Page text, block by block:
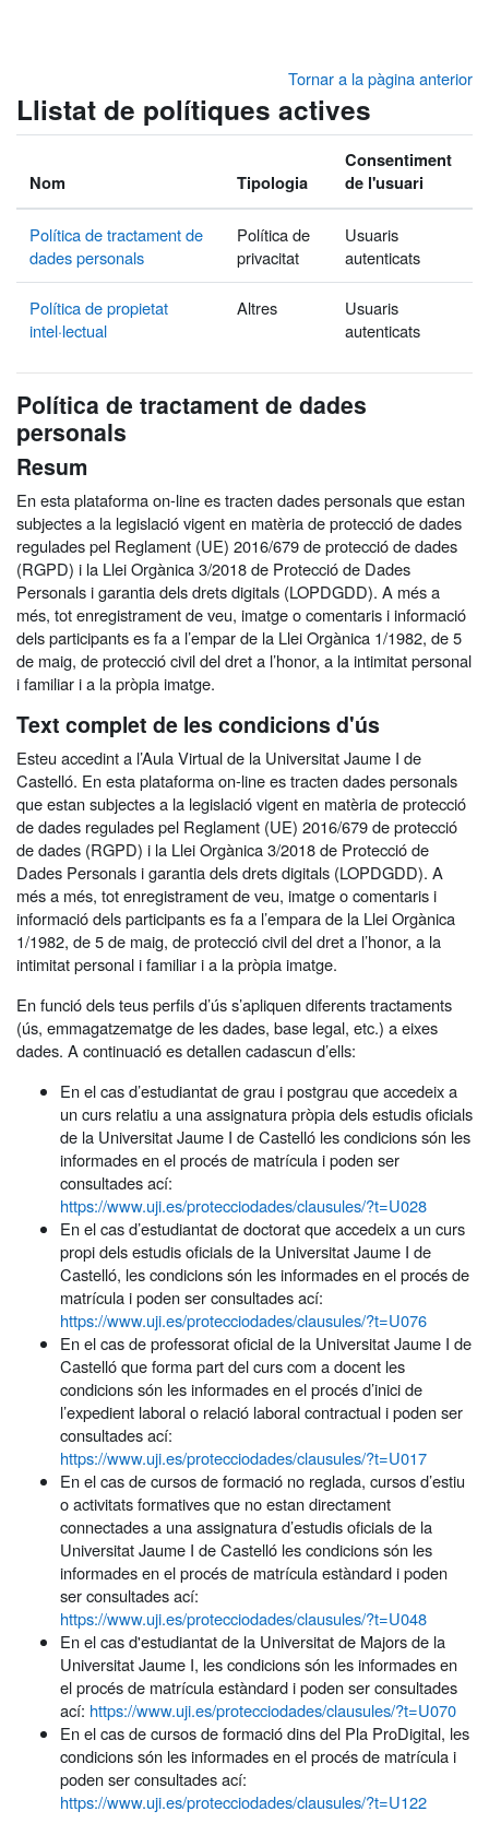
Tornar a la pàgina anterior
Llistat de polítiques actives
Nom Tipologia
Consentiment
de l'usuari
Política de tractament de
dades personals
Política de
privacitat
Usuaris
autenticats
Política de propietat
intel·lectual
Altres
Usuaris
autenticats
Política de tractament de dades
personals
Resum
En esta plataforma on-line es tracten dades personals que estan
subjectes a la legislació vigent en matèria de protecció de dades
regulades pel Reglament (UE) 2016/679 de protecció de dades
(RGPD) i la Llei Orgànica 3/2018 de Protecció de Dades
Personals i garantia dels drets digitals (LOPDGDD). A més a
més, tot enregistrament de veu, imatge o comentaris i informació
dels participants es fa a l’empar de la Llei Orgànica 1/1982, de 5
de maig, de protecció civil del dret a l’honor, a la intimitat personal
i familiar i a la pròpia imatge.
Text complet de les condicions d'ús
Esteu accedint a l’Aula Virtual de la Universitat Jaume I de
Castelló. En esta plataforma on-line es tracten dades personals
que estan subjectes a la legislació vigent en matèria de protecció
de dades regulades pel Reglament (UE) 2016/679 de protecció
de dades (RGPD) i la Llei Orgànica 3/2018 de Protecció de
Dades Personals i garantia dels drets digitals (LOPDGDD). A
més a més, tot enregistrament de veu, imatge o comentaris i
informació dels participants es fa a l’empara de la Llei Orgànica
1/1982, de 5 de maig, de protecció civil del dret a l’honor, a la
intimitat personal i familiar i a la pròpia imatge.
En funció dels teus perfils d’ús s’apliquen diferents tractaments
(ús, emmagatzematge de les dades, base legal, etc.) a eixes
dades. A continuació es detallen cadascun d’ells:
En el cas d’estudiantat de grau i postgrau que accedeix a
un curs relatiu a una assignatura pròpia dels estudis oficials
de la Universitat Jaume I de Castelló les condicions són les
informades en el procés de matrícula i poden ser
consultades ací:
https://www.uji.es/protecciodades/clausules/?t=U028
En el cas d’estudiantat de doctorat que accedeix a un curs
propi dels estudis oficials de la Universitat Jaume I de
Castelló, les condicions són les informades en el procés de
matrícula i poden ser consultades ací:
https://www.uji.es/protecciodades/clausules/?t=U076
En el cas de professorat oficial de la Universitat Jaume I de
Castelló que forma part del curs com a docent les
condicions són les informades en el procés d’inici de
l’expedient laboral o relació laboral contractual i poden ser
consultades ací:
https://www.uji.es/protecciodades/clausules/?t=U017
En el cas de cursos de formació no reglada, cursos d’estiu
o activitats formatives que no estan directament
connectades a una assignatura d’estudis oficials de la
Universitat Jaume I de Castelló les condicions són les
informades en el procés de matrícula estàndard i poden
ser consultades ací:
https://www.uji.es/protecciodades/clausules/?t=U048
En el cas d'estudiantat de la Universitat de Majors de la
Universitat Jaume I, les condicions són les informades en
el procés de matrícula estàndard i poden ser consultades
ací: https://www.uji.es/protecciodades/clausules/?t=U070
En el cas de cursos de formació dins del Pla ProDigital, les
condicions són les informades en el procés de matrícula i
poden ser consultades ací:
https://www.uji.es/protecciodades/clausules/?t=U122